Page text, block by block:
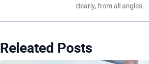
clearly, from all angles.
Releated Posts